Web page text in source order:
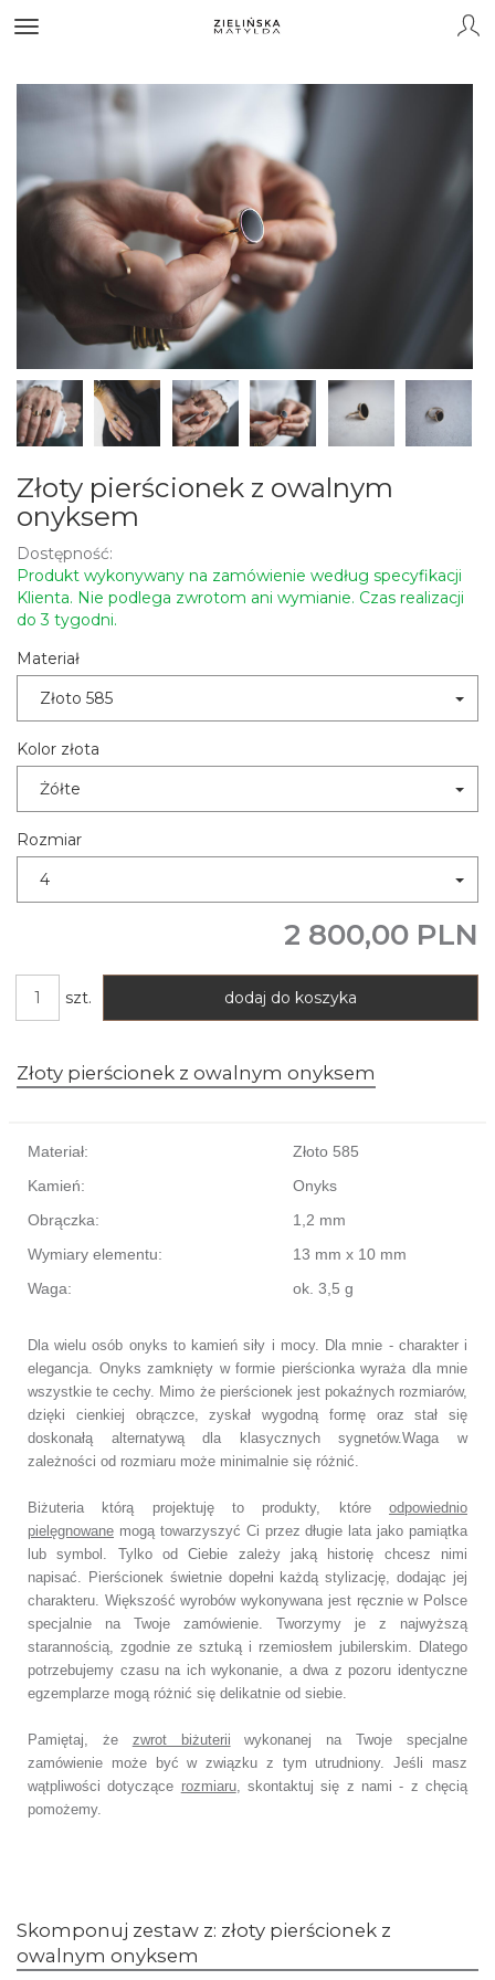
Złoty pierścionek z owalnym
onyksem
Dostępność:
Produkt wykonywany na zamówienie według specyfikacji
Klienta. Nie podlega zwrotom ani wymianie. Czas realizacji
do 3 tygodni.
Materiał
Złoto 585
Kolor złota
Żółte
Rozmiar
4
2 800,00 PLN
szt. dodaj do koszyka
Złoty pierścionek z owalnym onyksem
Materiał:
Złoto 585
Kamień:
Onyks
Obrączka:
1,2 mm
Wymiary elementu:
13 mm x 10 mm
Waga:
ok. 3,5 g
Dla wielu osób onyks to kamień siły i mocy. Dla mnie - charakter i
elegancja. Onyks zamknięty w formie pierścionka wyraża dla mnie
wszystkie te cechy. Mimo że pierścionek jest pokaźnych rozmiarów,
dzięki cienkiej obrączce, zyskał wygodną formę oraz stał się
doskonałą alternatywą dla klasycznych sygnetów.Waga w
zależności od rozmiaru może minimalnie się różnić.
Biżuteria którą projektuję to produkty, które odpowiednio
pielęgnowane mogą towarzyszyć Ci przez długie lata jako pamiątka
lub symbol. Tylko od Ciebie zależy jaką historię chcesz nimi
napisać. Pierścionek świetnie dopełni każdą stylizację, dodając jej
charakteru. Większość wyrobów wykonywana jest ręcznie w Polsce
specjalnie na Twoje zamówienie. Tworzymy je z najwyższą
starannością, zgodnie ze sztuką i rzemiosłem jubilerskim. Dlatego
potrzebujemy czasu na ich wykonanie, a dwa z pozoru identyczne
egzemplarze mogą różnić się delikatnie od siebie.
Pamiętaj, że zwrot biżuterii wykonanej na Twoje specjalne
zamówienie może być w związku z tym utrudniony. Jeśli masz
wątpliwości dotyczące rozmiaru,skontaktuj się z nami - z chęcią
pomożemy.
Skomponuj zestaw z: złoty pierścionek z
owalnym onyksem